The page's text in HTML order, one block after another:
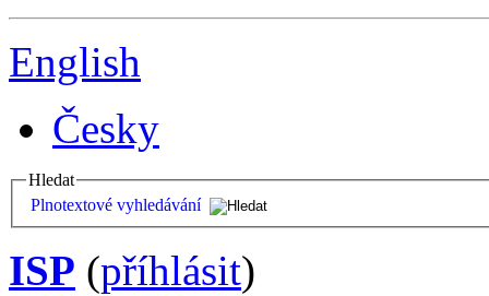
English
Česky
Hledat
Plnotextové vyhledávání
ISP (příhlásit)